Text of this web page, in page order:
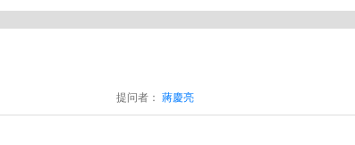
提问者：蔣慶亮